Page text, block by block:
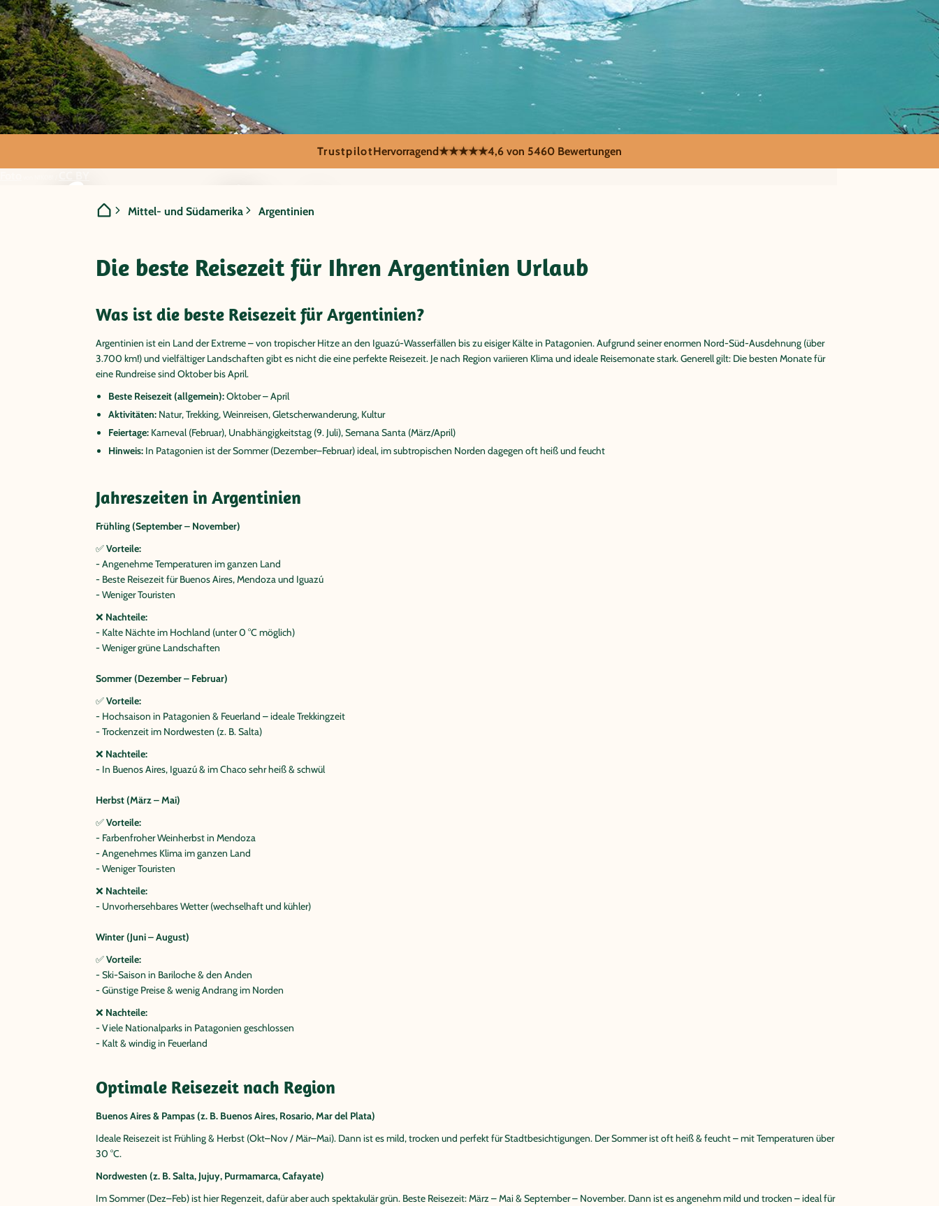
Argentinien
TrustpilotHervorragend★★★★★4,6 von 5460 Bewertungen
Mittel- und Südamerika Argentinien
Die beste Reisezeit für Ihren Argentinien Urlaub
Was ist die beste Reisezeit für Argentinien?
Argentinien ist ein Land der Extreme – von tropischer Hitze an den Iguazú-Wasserfällen bis zu eisiger Kälte in Patagonien. Aufgrund seiner enormen Nord-Süd-Ausdehnung (über
3.700 km!) und vielfältiger Landschaften gibt es nicht die eine perfekte Reisezeit. Je nach Region variieren Klima und ideale Reisemonate stark. Generell gilt: Die besten Monate für
eine Rundreise sind Oktober bis April.
Beste Reisezeit (allgemein):Oktober – April
Aktivitäten: Natur, Trekking, Weinreisen, Gletscherwanderung, Kultur
Feiertage: Karneval (Februar), Unabhängigkeitstag (9. Juli), Semana Santa (März/April)
Hinweis: In Patagonien ist der Sommer (Dezember–Februar) ideal, im subtropischen Norden dagegen oft heiß und feucht
Jahreszeiten in Argentinien
Frühling (September – November)
✅Vorteile:
- Angenehme Temperaturen im ganzen Land
- Beste Reisezeit für Buenos Aires, Mendoza und Iguazú
- Weniger Touristen
❌ Nachteile:
- Kalte Nächte im Hochland (unter 0 °C möglich)
- Weniger grüne Landschaften
Sommer (Dezember – Februar)
✅Vorteile:
- Hochsaison in Patagonien & Feuerland – ideale Trekkingzeit
- Trockenzeit im Nordwesten (z. B. Salta)
❌ Nachteile:
- In Buenos Aires, Iguazú & im Chaco sehr heiß & schwül
Herbst (März – Mai)
✅Vorteile:
- Farbenfroher Weinherbst in Mendoza
- Angenehmes Klima im ganzen Land
- Weniger Touristen
❌ Nachteile:
- Unvorhersehbares Wetter (wechselhaft und kühler)
Winter (Juni – August)
✅Vorteile:
- Ski-Saison in Bariloche & den Anden
- Günstige Preise & wenig Andrang im Norden
❌ Nachteile:
- Viele Nationalparks in Patagonien geschlossen
- Kalt & windig in Feuerland
Optimale Reisezeit nach Region
Buenos Aires & Pampas (z. B. Buenos Aires, Rosario, Mar del Plata)
Ideale Reisezeit ist Frühling & Herbst (Okt–Nov / Mär–Mai). Dann ist es mild, trocken und perfekt für Stadtbesichtigungen. Der Sommer ist oft heiß & feucht – mit Temperaturen über
30 °C.
Nordwesten (z. B. Salta, Jujuy, Purmamarca, Cafayate)
Im Sommer (Dez–Feb) ist hier Regenzeit, dafür aber auch spektakulär grün. Beste Reisezeit: März – Mai & September – November. Dann ist es angenehm mild und trocken – ideal für